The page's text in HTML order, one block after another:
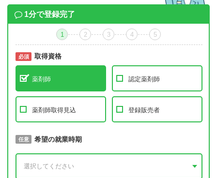
1分で登録完了
1 2 3 4 5
必須 取得資格
薬剤師 認定薬剤師
薬剤師取得見込 登録販売者
必須 取得予定年
任意 希望の就業時期